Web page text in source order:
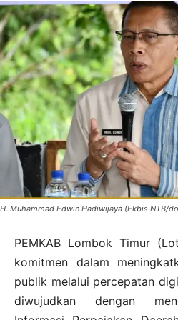
H. Muhammad Edwin Hadiwijaya (Ekbis NTB/
PEMKAB Lombok Timur
komitmen dalam
publik melalui percepatan
diwujudkan dengan